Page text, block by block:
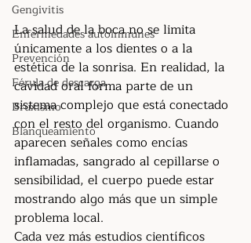
Gengivitis
Enfermedades autoinmunes
Prevención
Férula de descarga
Bruxismo
Blanqueamiento
La salud de la boca no se limita
únicamente a los dientes o a la
estética de la sonrisa. En realidad, la
cavidad oral forma parte de un
sistema complejo que está conectado
con el resto del organismo. Cuando
aparecen señales como encías
inflamadas, sangrado al cepillarse o
sensibilidad, el cuerpo puede estar
mostrando algo más que un simple
problema local.
Cada vez más estudios científicos